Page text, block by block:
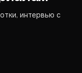
интервью с